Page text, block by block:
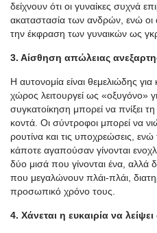
δείχνουν ότι οι γυναίκες συχνά
ακαταστασία των ανδρών, ενώ οι
την έκφραση των γυναικών ως
3. Αίσθηση απώλειας
Η αυτονομία είναι θεμελιώδης
χώρος λειτουργεί ως «οξυγόνο»
συγκατοίκηση μπορεί να πνίξει
κοντά. Οι σύντροφοι μπορεί να
ρουτίνα και τις υποχρεώσεις,
κάποτε αγαπούσαν γίνονται
δύο μισά που γίνονται ένα,
που μεγαλώνουν πλάι-πλάι,
προσωπικό χρόνο τους.
4. Χάνεται η ευκαιρία να